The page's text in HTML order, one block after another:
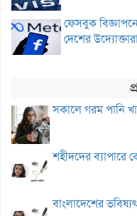
ফেসবুক
দেশের
সকালে গরম পানি
শহীদদের ব্যাপারে
বাংলাদেশের